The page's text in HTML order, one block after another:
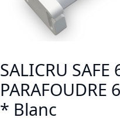
SALICRU
PARAFOUDRE
* Blanc